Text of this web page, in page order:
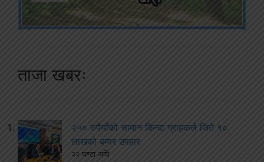
ताजा खबरः
२५० रुपैयाँको सामान किन्दा ग्राहकले जिते १०
लाखको बम्पर उपहार
२२ घण्टा अघि